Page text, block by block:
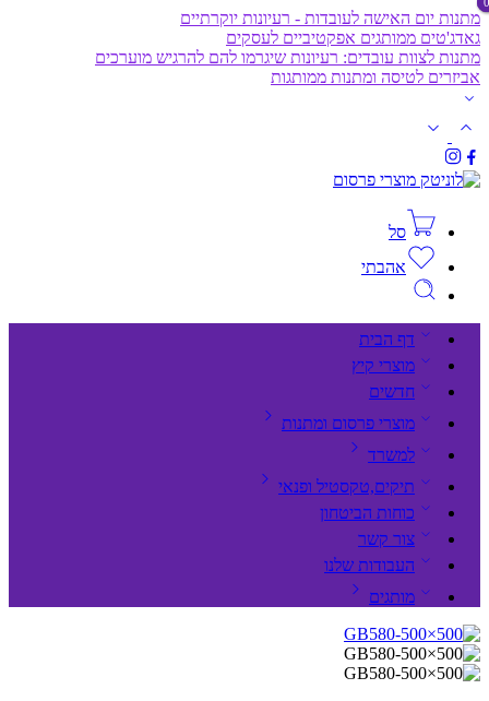
מתנות יום האישה לעובדות - רעיונות יוקרתיים
גאדג'טים ממותגים אפקטיביים לעסקים
מתנות לצוות עובדים: רעיונות שיגרמו להם להרגיש מוערכים
אביזרים לטיסה ומתנות ממותגות
סל
אהבתי
דף הבית
מוצרי קיץ
חדשים
מוצרי פרסום ומתנות
למשרד
תיקים,טקסטיל ופנאי
כוחות הביטחון
צור קשר
העבודות שלנו
מותגים